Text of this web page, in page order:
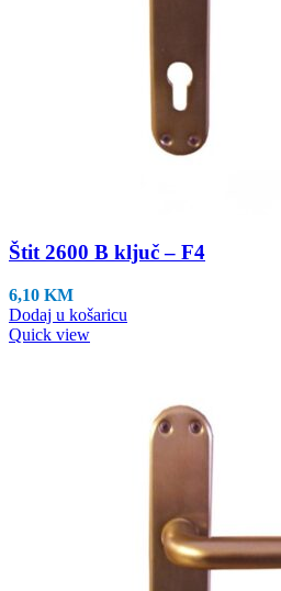
Štit 2600 B ključ – F4
6,10 KM
Dodaj u košaricu
Quick view